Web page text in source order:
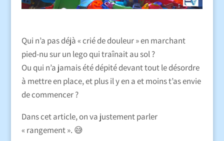
Qui n’a pas déjà « crié de douleur » en marchant
pied-nu sur un lego qui traînait au sol ?
Ou qui n’a jamais été dépité devant tout le désordre
à mettre en place, et plus il y en a et moins t’as envie
de commencer ?
Dans cet article, on va justement parler
« rangement ». 😅